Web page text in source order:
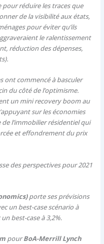
pour réduire les traces que
de la visibilité aux états,
pour éviter qu’ils
le ralentissement
réduction des dépenses,
ont commencé à basculer
du côté de l’optimisme.
un mini recovery boom au
sur les économies
l’immobilier résidentiel qui
et effondrement du prix
des perspectives pour 2021
porte ses prévisions
un best-case scénario à
best-case à 3,2%.
pourBoA-Merrill Lynch